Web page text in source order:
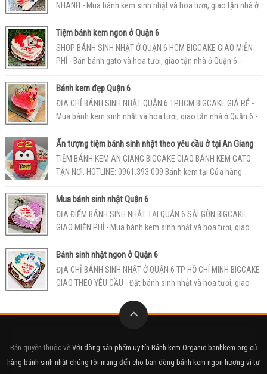
NHANH - Mua bánh kem sinh nhật và hoa tươi, giao tận nhà ở
Tiệm bánh kem ngon ở Quận 6
SHOP BÁNH SINH NHẬT Ở QUẬN 6 HCM BIGCAKE GIAO MIỄN
PHÍ - Bán bánh gato và hoa tươi, giao tận nhà ở Quận 6 -
Bánh kem đẹp Quận 6
ĐỊA CHỈ BÁNH SINH NHẬT QUẬN 6 TPHCM BIGCAKE GIÁ RẺ -
Mua bánh kem sinh nhật và hoa tươi, giao tận nhà ở Quận 6 -
Ấn tượng tiệm bánh sinh nhật theo yêu cầu ở tại An Giang
TIỆM BÁNH KEM AN GIANG BIGCAKE GIAO BÁNH KEM GATO
TẬN NƠI. HOTLINE: 0961.393.009 Bánh kem tại Cửa hàng
Mua bánh sinh nhật Quận 6
ĐỊA ĐIỂM BÁNH SINH NHẬT TẠI QUẬN 6 SÀI GÒN BIGCAKE
GIAO MIỄN PHÍ - Mua bánh kem sinh nhật và hoa tươi, giao
Bánh sinh nhật ngon ở Quận 6
ĐỊA CHỈ BÁNH SINH NHẬT Ở QUẬN 6 TP HỒ CHÍ MINH BIGCAKE
GIAO THEO YÊU CẦU - Đặt bánh sinh nhật và hoa tươi, giao
Bản quyền thuộc về Với dòng sản phẩm uy tín Bánh kem Organic banhkem.org cử
hàng bánh sinh nhật chúng tôi mang đến cho bạn dòng bánh kem ngon hương vị tự